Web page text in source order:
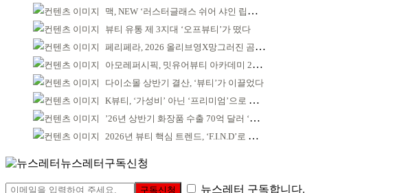
맥, NEW ‘러스터글래스 쉬어 샤인 립스틱’ 출시
뷰티 유통 제 3지대 ‘오프뷰티’가 떴다
페리페라, 2026 올리브영X망그러진 곰 콜라보
아모레퍼시픽, 밋유어뷰티 아카데미 2기 발대식
다이소몰 상반기 결산, ‘뷰티’가 이끌었다
K뷰티, ‘가성비’ 아닌 ‘프리미엄’으로 승부걸어야
’26년 상반기 화장품 수출 70억 달러 ‘역대 최고’
2026년 뷰티 핵심 트렌드, ‘F.I.N.D’로 읽는다
뉴스레터구독신청
구독신청 뉴스레터 구독합니다.